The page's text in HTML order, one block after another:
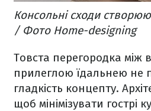
Консольні сходи
/ Фото Home-designing
Товста перегородка між
прилеглою їдальнею не
гладкість концепту.
щоб мінімізувати гострі